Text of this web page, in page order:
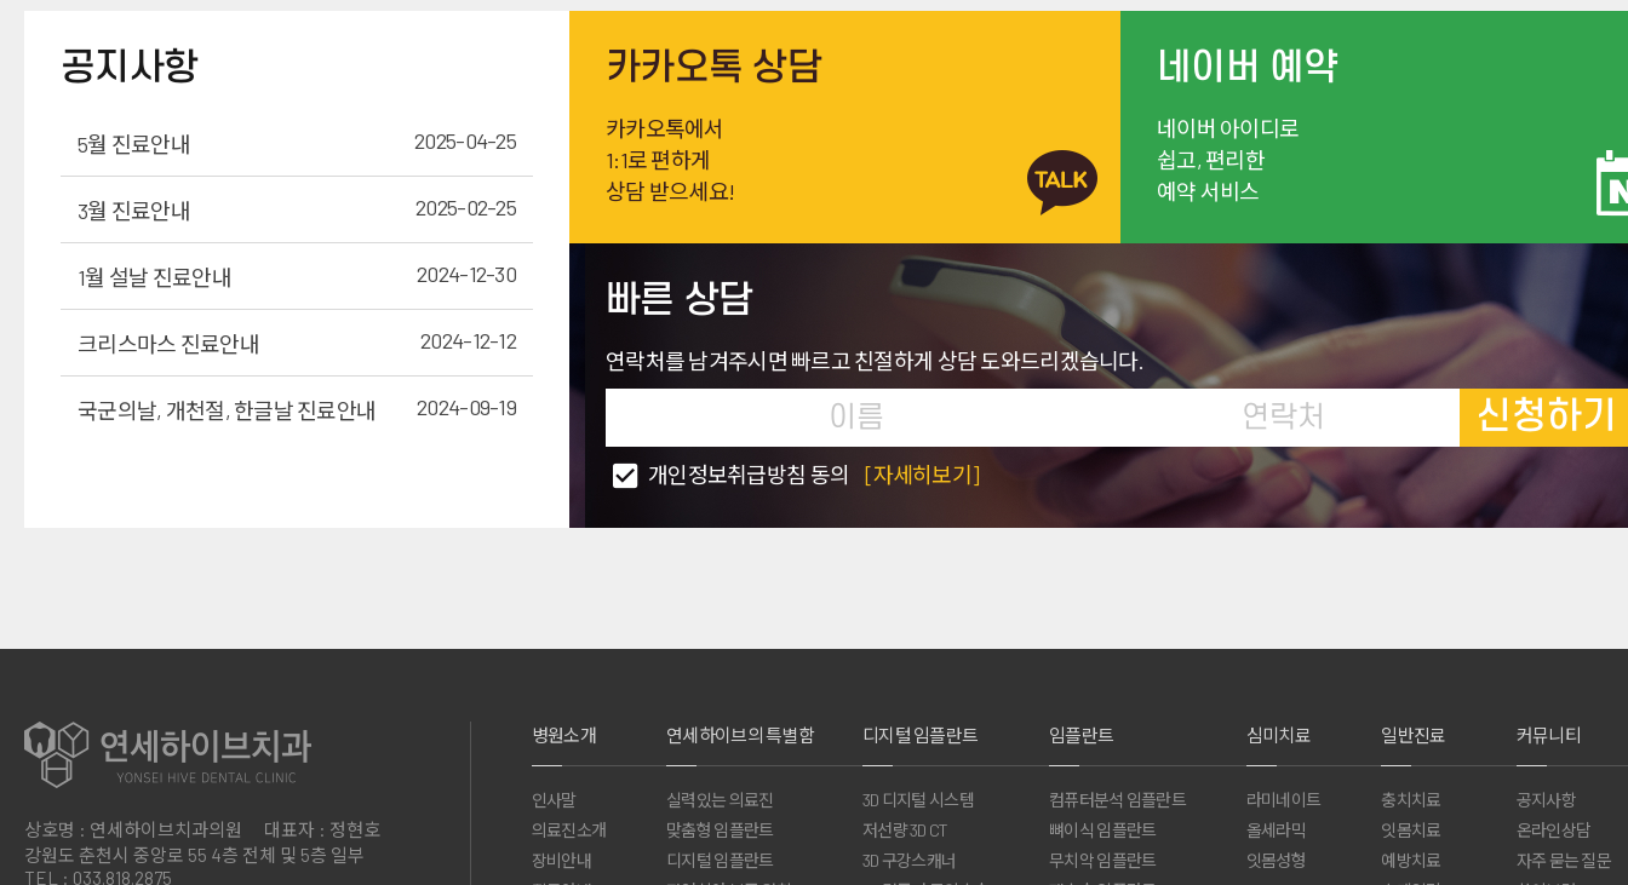
공지사항
5월 진료안내 2025-04-25
3월 진료안내 2025-02-25
1월 설날 진료안내 2024-12-30
크리스마스 진료안내 2024-12-12
국군의날, 개천절, 한글날 진료안내 2024-09-19
카카오톡 상담
카카오톡에서
1:1로 편하게
상담 받으세요!
네이버 예약
네이버 아이디로
쉽고, 편리한
예약 서비스
빠른 상담
연락처를 남겨주시면 빠르고 친절하게 상담 도와드리겠습니다.
신청하기
개인정보취급방침 동의 [자세히보기]
상호명 : 연세하이브치과의원
대표자 : 정현호
강원도 춘천시 중앙로 55 4층 전체 및 5층 일부
TEL : 033.818.2875
병원소개
인사말
의료진소개
장비안내
연세하이브의 특별함
실력있는 의료진
맞춤형 임플란트
디지털 임플란트
디지털 임플란트
3D 디지털 시스템
저선량 3D CT
3D 구강스캐너
임플란트
컴퓨터분석 임플란트
뼈이식 임플란트
무치악 임플란트
심미치료
라미네이트
올세라믹
잇몸성형
일반진료
충치치료
잇몸치료
예방치료
커뮤니티
공지사항
온라인상담
자주 묻는 질문